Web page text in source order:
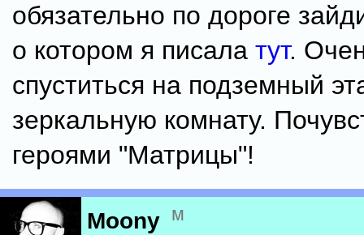
обязательно по дороге
о котором я писала тут.
спуститься на подземный
зеркальную комнату.
героями "Матрицы"!
Moony м